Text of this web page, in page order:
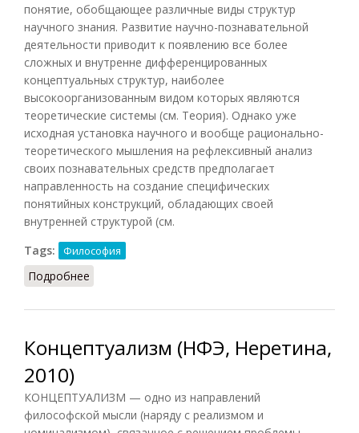
понятие, обобщающее различные виды структур
научного знания. Развитие научно-познавательной
деятельности приводит к появлению все более
сложных и внутренне дифференцированных
концептуальных структур, наиболее
высокоорганизованным видом которых являются
теоретические системы (см. Теория). Однако уже
исходная установка научного и вообще рационально-
теоретического мышления на рефлексивный анализ
своих познавательных средств предполагает
направленность на создание специфических
понятийных конструкций, обладающих своей
внутренней структурой (см.
Tags:
Философия
Подробнее
Концептуализм (НФЭ, Неретина,
2010)
КОНЦЕПТУАЛИЗМ — одно из направлений
философской мысли (наряду с реализмом и